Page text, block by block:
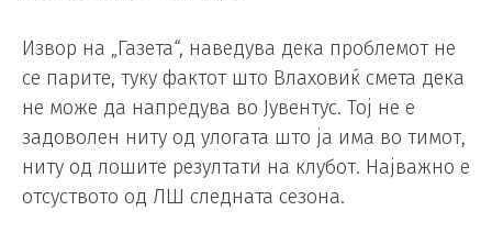
Извор на „Газета“, наведува дека проблемот не
се парите, туку фактот што Влаховиќ смета дека
не може да напредува во Јувентус. Тој не е
задоволен ниту од улогата што ја има во тимот,
ниту од лошите резултати на клубот. Најважно е
отсуството од ЛШ следната сезона.